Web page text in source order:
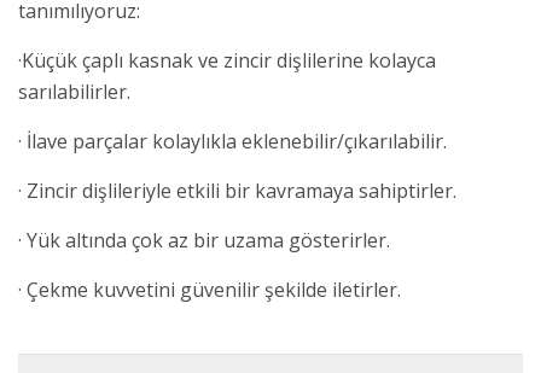
tanımılıyoruz:
·Küçük çaplı kasnak ve zincir dişlilerine kolayca
sarılabilirler.
· İlave parçalar kolaylıkla eklenebilir/çıkarılabilir.
· Zincir dişlileriyle etkili bir kavramaya sahiptirler.
· Yük altında çok az bir uzama gösterirler.
· Çekme kuvvetini güvenilir şekilde iletirler.